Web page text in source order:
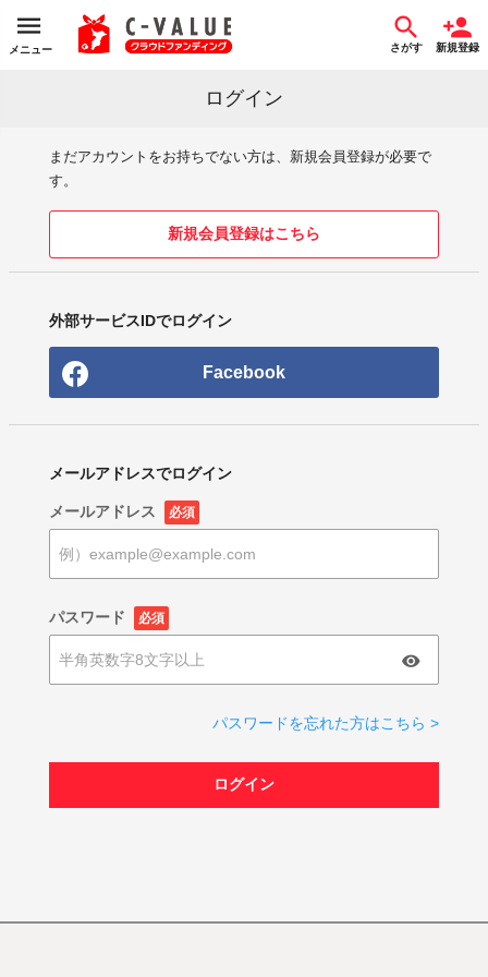
メニュー さがす 新規登録
ログイン
まだアカウントをお持ちでない方は、新規会員登録が必要で
す。
新規会員登録はこちら
外部サービスIDでログイン
Facebook
メールアドレスでログイン
メールアドレス 必須
パスワード 必須
パスワードを忘れた方はこちら >
ログイン